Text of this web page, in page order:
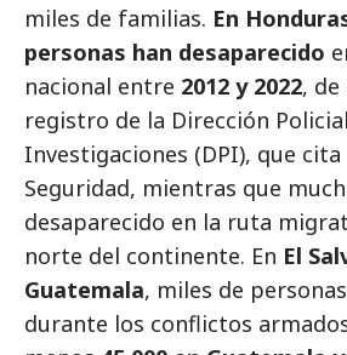
miles de familias. En
personas han desaparecido
nacional entre 2012 y 2022, de
registro de la Dirección
Investigaciones (DPI), que
Seguridad, mientras que
desaparecido en la ruta
norte del continente. En El
Guatemala, miles de
durante los conflictos